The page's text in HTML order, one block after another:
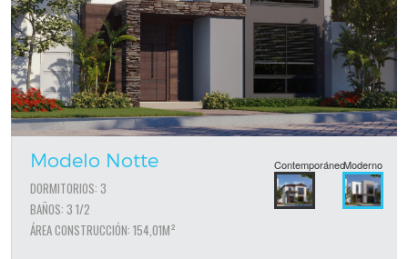
Modelo Notte
DORMITORIOS: 3
BAÑOS: 3 1/2
ÁREA CONSTRUCCIÓN: 154,01M²
ContemporáneoModerno